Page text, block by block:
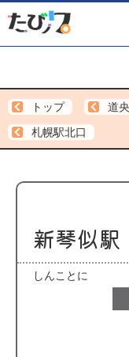
トップ 道央
札幌駅北口
新琴似駅
しんことに